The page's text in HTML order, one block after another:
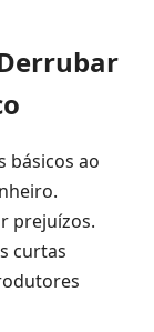
básicos ao
prejuízos.
curtas